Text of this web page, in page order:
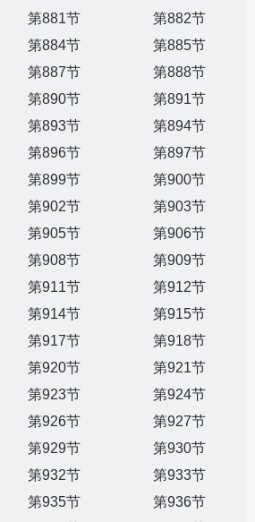
第881节
第882节
第884节
第885节
第887节
第888节
第890节
第891节
第893节
第894节
第896节
第897节
第899节
第900节
第902节
第903节
第905节
第906节
第908节
第909节
第911节
第912节
第914节
第915节
第917节
第918节
第920节
第921节
第923节
第924节
第926节
第927节
第929节
第930节
第932节
第933节
第935节
第936节